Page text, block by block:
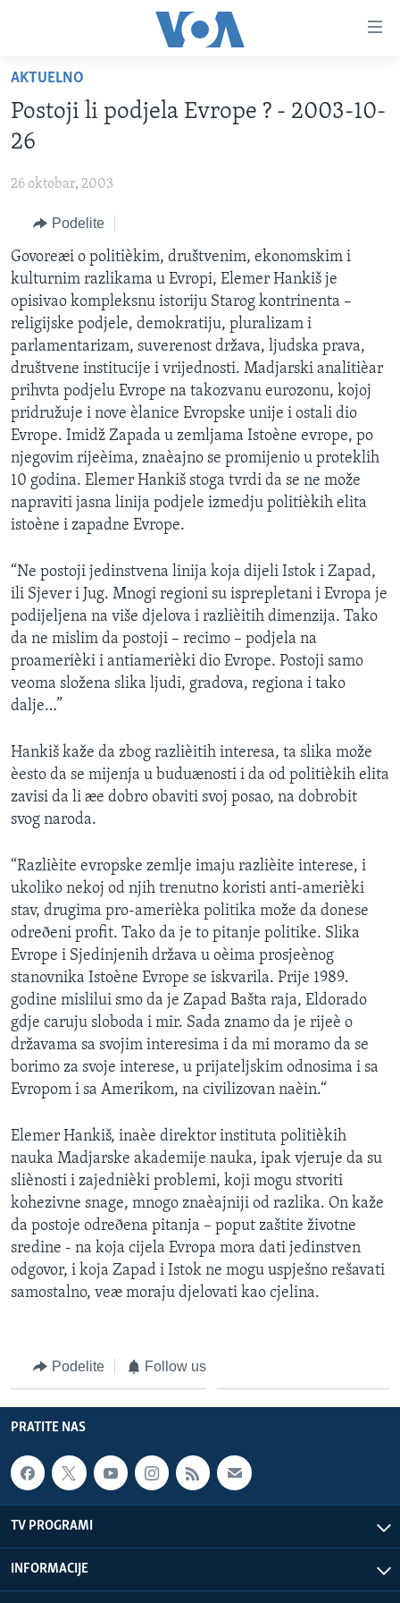
glavni
sadržaj
Idi
na
glavnu
pretragu
NASLOVNA
RUBRIKE
BALKAN
GLOBALNE TEME
EKONOMIJA
MEDICINA
KULTURA
DRUŠTVO
SPORT
INTERVJU
OTVORENI STUDIO
IZ AMERIKE
PRATITE NAS
Jezici
AKTUELNO
Postoji li podjela Evrope ? - 2003-10-
26
26 oktobar, 2003
Podelite
Govoreæi o politièkim, društvenim, ekonomskim i
kulturnim razlikama u Evropi, Elemer Hankiš je
opisivao kompleksnu istoriju Starog kontrinenta –
religijske podjele, demokratiju, pluralizam i
parlamentarizam, suverenost država, ljudska prava,
društvene institucije i vrijednosti. Madjarski analitièar
prihvta podjelu Evrope na takozvanu eurozonu, kojoj
pridružuje i nove èlanice Evropske unije i ostali dio
Evrope. Imidž Zapada u zemljama Istoène evrope, po
njegovim rijeèima, znaèajno se promijenio u proteklih
10 godina. Elemer Hankiš stoga tvrdi da se ne može
napraviti jasna linija podjele izmedju politièkih elita
istoène i zapadne Evrope.
“Ne postoji jedinstvena linija koja dijeli Istok i Zapad,
ili Sjever i Jug. Mnogi regioni su isprepletani i Evropa je
podijeljena na više djelova i razlièitih dimenzija. Tako
da ne mislim da postoji – recimo – podjela na
proamerièki i antiamerièki dio Evrope. Postoji samo
veoma složena slika ljudi, gradova, regiona i tako
dalje…”
Hankiš kaže da zbog razlièitih interesa, ta slika može
èesto da se mijenja u buduænosti i da od politièkih elita
zavisi da li æe dobro obaviti svoj posao, na dobrobit
svog naroda.
“Razlièite evropske zemlje imaju razlièite interese, i
ukoliko nekoj od njih trenutno koristi anti-amerièki
stav, drugima pro-amerièka politika može da donese
odreðeni profit. Tako da je to pitanje politike. Slika
Evrope i Sjedinjenih država u oèima prosjeènog
stanovnika Istoène Evrope se iskvarila. Prije 1989.
godine mislilui smo da je Zapad Bašta raja, Eldorado
gdje caruju sloboda i mir. Sada znamo da je rijeè o
državama sa svojim interesima i da mi moramo da se
borimo za svoje interese, u prijateljskim odnosima i sa
Evropom i sa Amerikom, na civilizovan naèin.“
Elemer Hankiš, inaèe direktor instituta politièkih
nauka Madjarske akademije nauka, ipak vjeruje da su
sliènosti i zajednièki problemi, koji mogu stvoriti
kohezivne snage, mnogo znaèajniji od razlika. On kaže
da postoje odreðena pitanja – poput zaštite životne
sredine - na koja cijela Evropa mora dati jedinstven
odgovor, i koja Zapad i Istok ne mogu uspješno rešavati
samostalno, veæ moraju djelovati kao cjelina.
Podelite Follow us
PRATITE NAS
TV PROGRAMI
INFORMACIJE